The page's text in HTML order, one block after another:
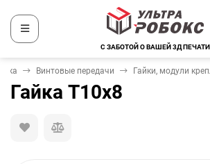
С ЗАБОТОЙ О ВАШЕЙ 3Д ПЕЧАТИ
Винтовые передачи Гайки, модули
Гайка T10х8